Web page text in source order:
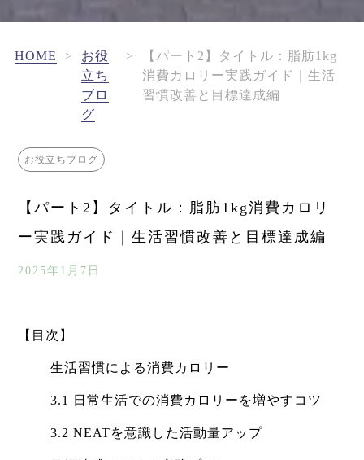
HOME >
お役
立ち
ブロ
グ
>
【パート2】タイトル：脂肪1kg
消費カロリー実践ガイド｜生活
習慣改善と目標達成編
お役立ちブログ
【パート2】タイトル：脂肪1kg消費カロリ
ー実践ガイド｜生活習慣改善と目標達成編
2025年1月7日
【目次】
生活習慣による消費カロリー
3.1 日常生活での消費カロリーを増やすコツ
3.2 NEATを意識した活動量アップ